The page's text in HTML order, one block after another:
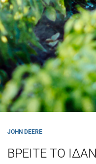
JOHN DEERE
ΒΡΕΙΤΕ ΤΟ